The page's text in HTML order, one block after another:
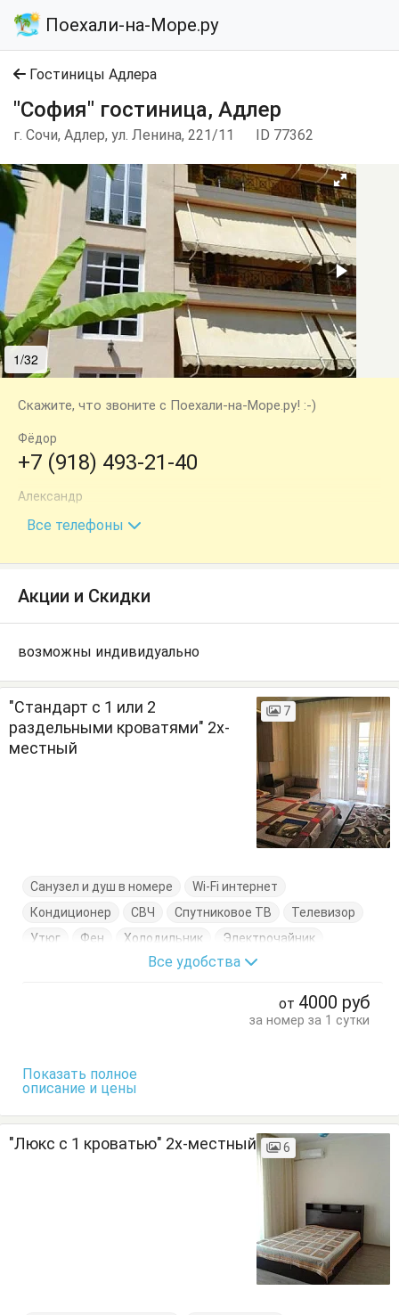
Поехали-на-Море.ру
Гостиницы Адлера
"София" гостиница, Адлер
г. Сочи, Адлер, ул. Ленина, 221/11 ID 77362
1/32
Скажите, что звоните с Поехали-на-Море.ру! :-)
Фёдор
+7 (918) 493-21-40
Александр
+7 (995) 199-82-80
Все телефоны
Акции и Скидки
возможны индивидуально
"Стандарт с 1 или 2
раздельными кроватями" 2х-
местный
7
Санузел и душ в номере
Wi-Fi интернет
Кондиционер
СВЧ Спутниковое ТВ
Телевизор
Утюг
Фен Холодильник
Электрочайник
Кровати односпальные
Все удобства
от 4000 руб
за номер за 1 сутки
Показать полное
описание и цены
"Люкс с 1 кроватью" 2х-местный 6